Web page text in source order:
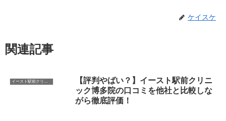
ケイスケ
関連記事
【評判やばい？】イースト駅前クリニ
ック博多院の口コミを他社と比較しな
がら徹底評価！